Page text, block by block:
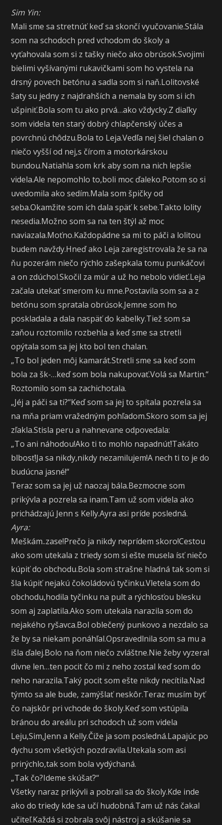
Sim Yin:
Mali sme sa stretnúť keď sa skončí vyučovanie.Stála
som na schodoch pred vchodom do školy a
vyťahovala som si z tašky niečo ako obrúsok.Svojimi
bielimi vyšívanými rukavičkami som ho vystela na
drsný povech betónu a sadla som si naň.Lolitovské
šaty su jedny z najdrahších a nemala by som si ich
ušpiniť.Bola som tu ako prvá…ako vždycky.Z diaľky
som videla ten starý dobrý chlapčenský účes a
povrchnú chôdzu.Bola to Leja.Vedľa nej šiel chalan o
niečo vyšší od nej,s čírom a motorkárskou
bundou.Natiahla som krk aby som na nich lepšie
videla.Ale nepomohlo to,boli moc ďaleko.Potom so si
uvedomila ako sedím.Mala som špičky od
seba.Okamžite som ich dala späť k sebe.Takto lolity
nesedia.Možno som sa na ten štýl až moc
naviazala.Moťno.Každopádne sa mi to páči a lolitou
budem navždy.Hneď ako Leja zaregistrovala že sa na
ňu pozerám niečo rýchlo zašepkala tomu punkáčovi
a on zdúchol.Skočil za múr a už ho nebolo vidieť.Leja
začala utekať smerom ku mne.Postavila som sa a z
betónu som spratala obrúsok.Jemne som ho
poskladala a dala naspäť do kabelky.Tiež som sa
zaňou roztomilo rozbehla a keď sme sa stretli
opýtala som sa jej kto bol ten chalan.
„To bol jeden môj kamarát.Stretli sme sa keď som
bola za šk-…keď som bola nakupovať.Volá sa Martin.“
Roztomilo som sa zachichotala.
„Jéj a páči sa ti?“Keď som sa jej to spítala pozrela sa
na mňa priam vražedným pohľadom.Skoro som sa jej
zľakla.Stisla peru a nahnevane odpovedala:
„To ani náhodou!Ako ti to mohlo napadnúť!Takáto
blbosť!Ja sa nikdy,nikdy nezamilujem!A nech ti to je do
budúcna jasné!“
Teraz som sa jej už naozaj bála.Bezmocne som
prikývla a pozrela sa inam.Tam už som videla ako
prichádzajú Jenn s Kelly.Ayra asi príde posledná.
Ayra:
Meškám..zase!Prečo ja nikdy neprídem skoro!Cestou
ako som utekala z triedy som si ešte musela ísť niečo
kúpiť do obchodu.Bola som strašne hladná tak som si
šla kúpiť nejakú čokoládovú tyčinku.Vletela som do
obchodu,hodila tyčinku na pult a rýchlosťou blesku
som aj zaplatila.Ako som utekala narazila som do
nejakého ryšavca.Bol oblečený punkovo a nezdalo sa
že by sa niekam ponáhľal.Opsravedlnila som sa mu a
išla ďalej.Bolo na ňom niečo zvláštne.Nie žeby vyzeral
divne len…ten pocit čo mi z neho zostal keď som do
neho narazila.Taký pocit som ešte nikdy necítila.Nad
týmto sa ale bude, zamýšlať neskôr.Teraz musím byť
čo najskôr pri vchode do školy.Keď som vstúpila
bránou do areálu pri schodoch už som videla
Leju,Sim,Jenn a Kelly.Čiže ja som posledná.Lapajúc po
dychu som všetkých pozdravila.Utekala som asi
prirýchlo,tak som bola vydýchaná.
„Tak čo?Ideme skúšať?“
Všetky naraz prikývli a pobrali sa do školy.Kde inde
ako do triedy kde sa učí hudobná.Tam už nás čakal
učiteľ.Každá si zobrala svôj nástroj a skúšanie sa